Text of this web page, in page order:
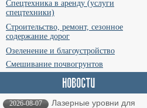
Спецтехника в аренду (услуги
спецтехники)
Строительство, ремонт, сезонное
содержание дорог
Озеленение и благоустройство
Смешивание почвогрунтов
2026-08-07
Лазерные уровни для